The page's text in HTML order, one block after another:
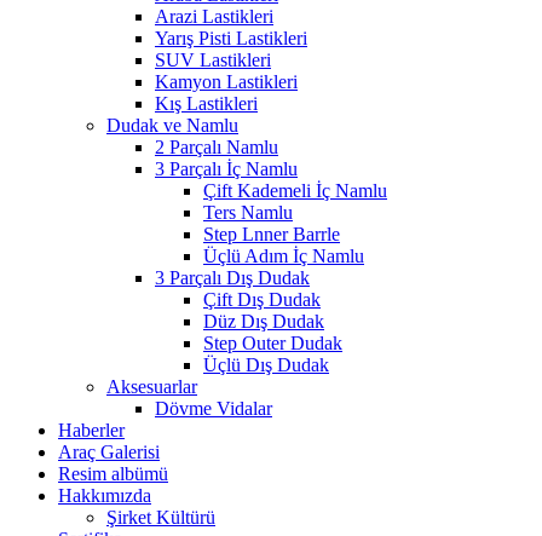
Arazi Lastikleri
Yarış Pisti Lastikleri
SUV Lastikleri
Kamyon Lastikleri
Kış Lastikleri
Dudak ve Namlu
2 Parçalı Namlu
3 Parçalı İç Namlu
Çift Kademeli İç Namlu
Ters Namlu
Step Lnner Barrle
Üçlü Adım İç Namlu
3 Parçalı Dış Dudak
Çift Dış Dudak
Düz Dış Dudak
Step Outer Dudak
Üçlü Dış Dudak
Aksesuarlar
Dövme Vidalar
Haberler
Araç Galerisi
Resim albümü
Hakkımızda
Şirket Kültürü